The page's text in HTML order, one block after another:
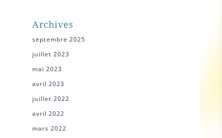
Archives
septembre 2025
juillet 2023
mai 2023
avril 2023
juillet 2022
avril 2022
mars 2022